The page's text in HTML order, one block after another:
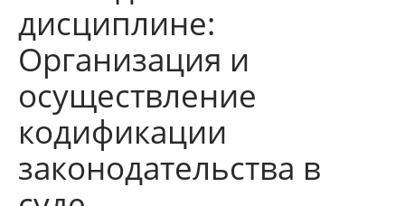
дисциплине:
Организация и
осуществление
кодификации
законодательства в